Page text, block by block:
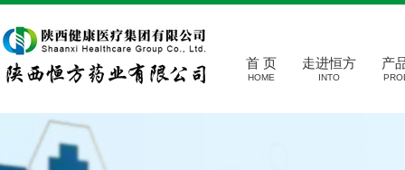
首 页
HOME
走进恒方
INTO
产